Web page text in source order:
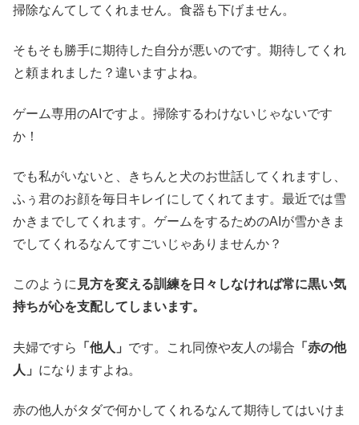
掃除なんてしてくれません。食器も下げません。
そもそも勝手に期待した自分が悪いのです。期待してくれ
と頼まれました？違いますよね。
ゲーム専用のAIですよ。掃除するわけないじゃないです
か！
でも私がいないと、きちんと犬のお世話してくれますし、
ふぅ君のお顔を毎日キレイにしてくれてます。最近では雪
かきまでしてくれます。ゲームをするためのAIが雪かきま
でしてくれるなんてすごいじゃありませんか？
このように 見方を変える訓練を日々しなければ常に黒い気
持ちが心を支配してしまいます。
夫婦ですら 「他人」 です。これ同僚や友人の場合 「赤の他
人」 になりますよね。
赤の他人がタダで何かしてくれるなんて期待してはいけま